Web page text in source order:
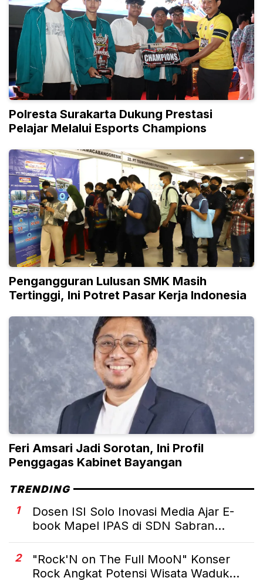
Polresta Surakarta Dukung Prestasi
Pelajar Melalui Esports Champions
Pengangguran Lulusan SMK Masih
Tertinggi, Ini Potret Pasar Kerja Indonesia
Feri Amsari Jadi Sorotan, Ini Profil
Penggagas Kabinet Bayangan
TRENDING
1
Dosen ISI Solo Inovasi Media Ajar E-
book Mapel IPAS di SDN Sabran...
2
"Rock'N on The Full MooN" Konser
Rock Angkat Potensi Wisata Waduk...